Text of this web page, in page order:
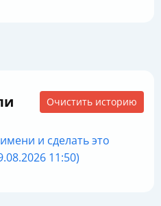
Очистить историю
и сделать это
11:50)